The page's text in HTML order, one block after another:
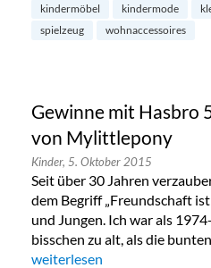
kindermöbel kindermode
spielzeug
wohnaccessoires
Gewinne mit Hasbro
von Mylittlepony
Kinder, 5. Oktober 2015
Seit über 30 Jahren
dem Begriff „Freundschaft
und Jungen. Ich war als
bisschen zu alt, als die
„Gewinne mit Hasbro 5
weiterlesen